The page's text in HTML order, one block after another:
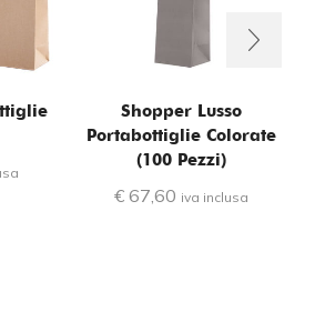
Shopper Lusso
Portabottiglie Colorate
(100 Pezzi)
€67,60 iva inclusa